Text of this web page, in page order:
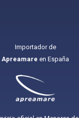
Importador de
Apreamare en España